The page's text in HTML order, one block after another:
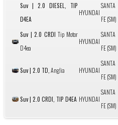
Suv | 2.0 DIESEL, TIP
D4EA
HYUNDAI
SANTA
FE (SM)
Suv | 2.0 CRDI Tip Motor
D4ea
HYUNDAI
SANTA
FE (SM)
Suv | 2.0 TD, Anglia HYUNDAI
SANTA
FE (SM)
Suv | 2.0 CRDI, TIP D4EA HYUNDAI
SANTA
FE (SM)